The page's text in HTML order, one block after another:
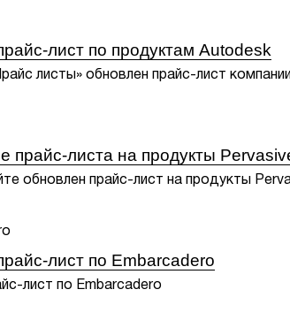
лист по продуктам Autodesk
листы» обновлен прайс-лист
прайс-листа на продукты
обновлен прайс-лист на продукты
лист по Embarcadero
лист по Embarcadero